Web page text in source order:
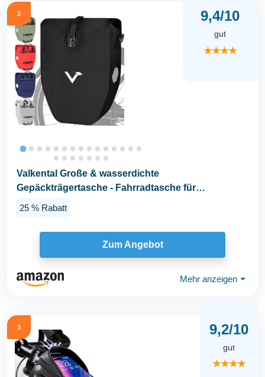
2 9,4/10
gut
★★★★
Valkental Große & wasserdichte
Gepäckträgertasche - Fahrradtasche für
25 % Rabatt
Zum Angebot
Mehr anzeigen ⏷
3 9,2/10
gut
★★★★